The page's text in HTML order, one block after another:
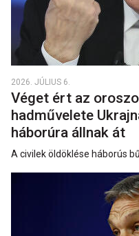
2026. JÚLIUS 6.
Véget ért az
hadművelete
háborúra állnak át
A civilek öldöklése háborús